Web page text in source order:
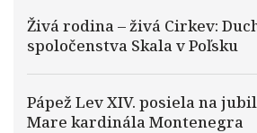
Živá rodina – živá Cirkev:
spoločenstva Skala v Poľsku
Pápež Lev XIV. posiela na
Mare kardinála Montenegra